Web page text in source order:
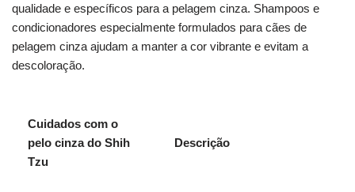
qualidade e específicos para a pelagem cinza. Shampoos e
condicionadores especialmente formulados para cães de
pelagem cinza ajudam a manter a cor vibrante e evitam a
descoloração.
Cuidados com o
pelo cinza do Shih
Tzu
Descrição